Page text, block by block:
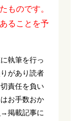
ものです。
ることを予
執筆を行っ
があり読者
責任を負い
お手数おか
→掲載記事に